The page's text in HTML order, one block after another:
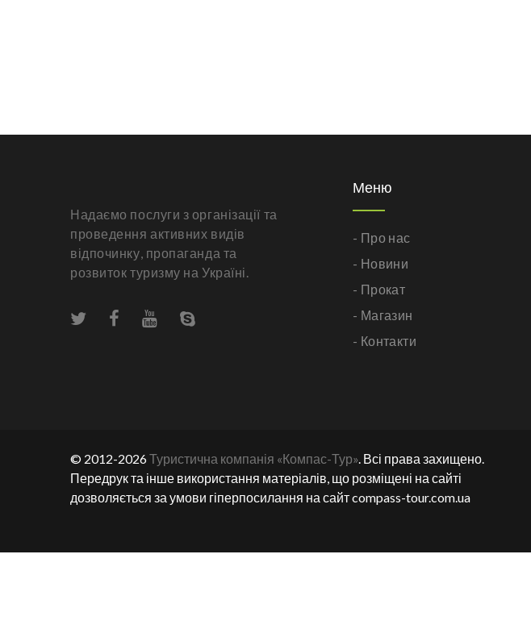
Надаємо послуги з організації та
проведення активних видів
відпочинку, пропаганда та
розвиток туризму на Україні.
Меню
- Про нас
- Новини
- Прокат
- Магазин
- Контакти
© 2012-2026Туристична компанія «Компас-Тур». Всі права захищено.
Передрук та інше використання матеріалів, що розміщені на сайті
дозволяється за умови гіперпосилання на сайт compass-tour.com.ua